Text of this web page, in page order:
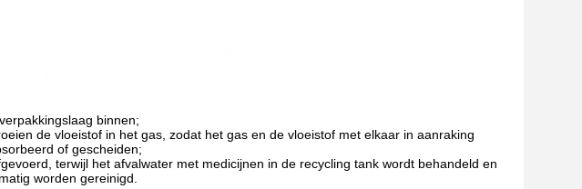
binnen;
de vloeistof in het gas, zodat het gas en de vloeistof met elkaar in aanraking
of gescheiden;
terwijl het afvalwater met medicijnen in de recycling tank wordt behandeld en
worden gereinigd.